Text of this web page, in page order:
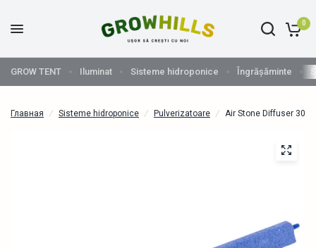
0
GROW TENT Iluminat Sisteme hidroponice Îngrășăminte
Главная / Sisteme hidroponice / Pulverizatoare / Air Stone Diffuser 30